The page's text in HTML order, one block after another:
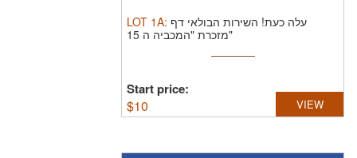
LOT 1A: עלה כעת! השירות הבולאי דף
מזכרת "המכביה ה 15"
Start price:
$10 VIEW